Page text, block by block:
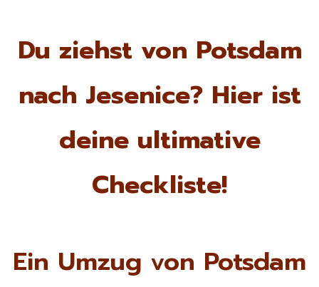
Du ziehst von Potsdam
nach Jesenice? Hier ist
deine ultimative
Checkliste!
Ein Umzug von Potsdam